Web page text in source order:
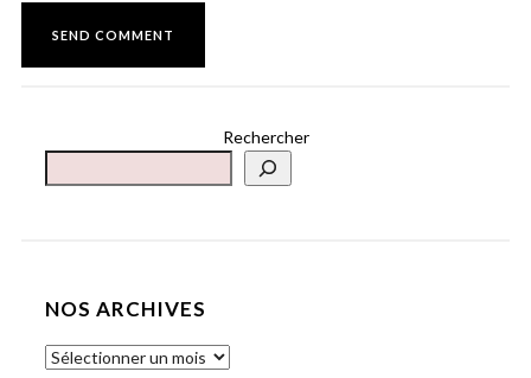
Rechercher
NOS ARCHIVES